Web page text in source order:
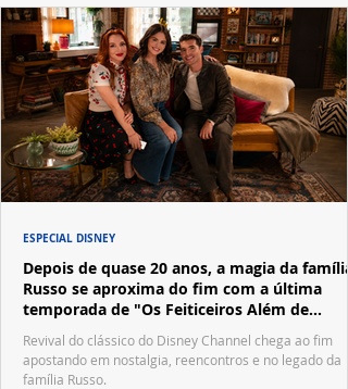
Depois de quase 20 anos, a magia da família
Russo se aproxima do fim com a última
temporada de "Os Feiticeiros Além de
Waverly Place"
Revival do clássico do Disney Channel chega ao fim
apostando em nostalgia, reencontros e no legado da
família Russo.
ESPECIAL DISNEY